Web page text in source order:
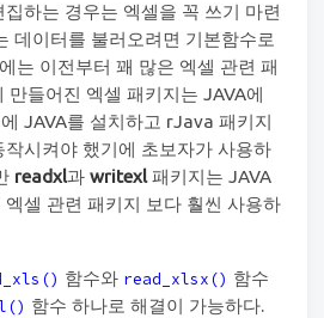
하는 경우는 엑셀을 꼭 쓰기 마련
데이터를 불러오려면 기본함수로
는 이전부터 꽤 많은 엑셀 관련 패
만들어진 엑셀 패키지는 JAVA에
JAVA를 설치하고 rJava 패키지
시켜야 했기에 초보자가 사용하
readxl과 writexl패키지는 JAVA
셀 관련 패키지 보다 훨씬 사용하
함수와 read_xlsx() 함수
함수 하나로 해결이 가능하다.